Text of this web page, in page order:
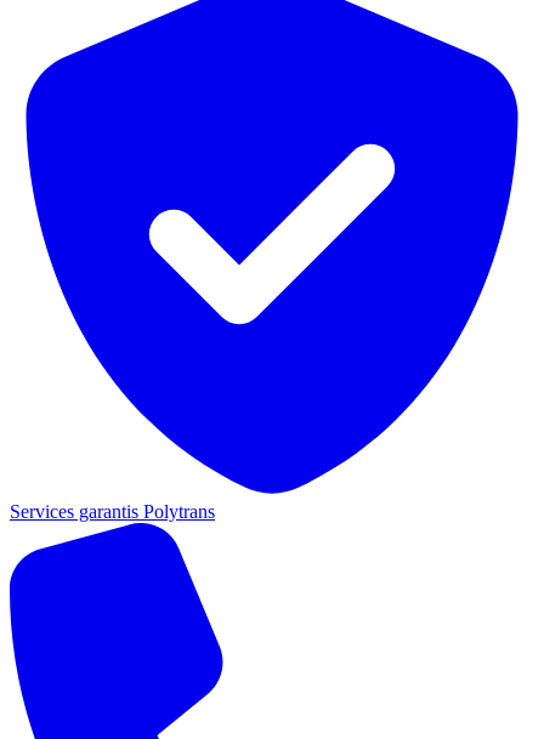
Services garantis Polytrans